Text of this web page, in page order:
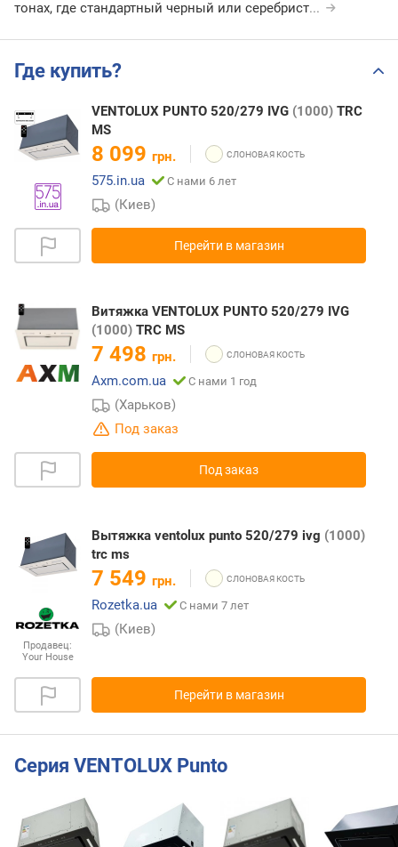
тонах, где стандартный черный или серебрист...
Где купить?
VENTOLUX PUNTO 520/279 IVG (1000) TRC
MS
8 099 грн.
575.in.ua
С нами 6 лет
(Киев)
Перейти в магазин
Витяжка VENTOLUX PUNTO 520/279 IVG
(1000) TRC MS
7 498 грн.
Axm.com.ua
С нами 1 год
(Харьков)
Под заказ
Под заказ
Продавец:
Your House
Вытяжка ventolux punto 520/279 ivg (1000)
trc ms
7 549 грн.
Rozetka.ua
С нами 7 лет
(Киев)
Перейти в магазин
Серия VENTOLUX Punto